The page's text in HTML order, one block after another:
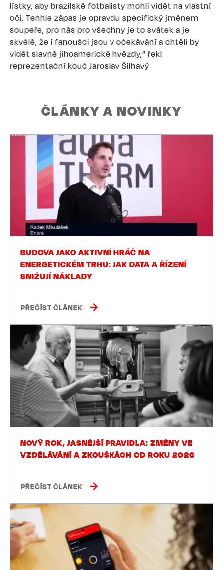
lístky, aby brazilské fotbalisty mohli vidět na vlastní
oči. Tenhle zápas je opravdu specifický jménem
soupeře, pro nás pro všechny je to svátek a je
skvělé, že i fanoušci jsou v očekávání a chtěli by
vidět slavné jihoamerické hvězdy,“ řekl
reprezentační kouč Jaroslav Šilhavý
ČLÁNKY A NOVINKY
BUDOVA JAKO AKTIVNÍ HRÁČ NA
ENERGETICKÉM TRHU: JAK DATA A ŘÍZENÍ
SNIŽUJÍ NÁKLADY
PŘEČÍST ČLÁNEK
NOVÝ ROK, JASNĚJŠÍ PRAVIDLA: ZMĚNY VE
VZDĚLÁVÁNÍ A ZKOUŠKÁCH OD ROKU 2026
PŘEČÍST ČLÁNEK